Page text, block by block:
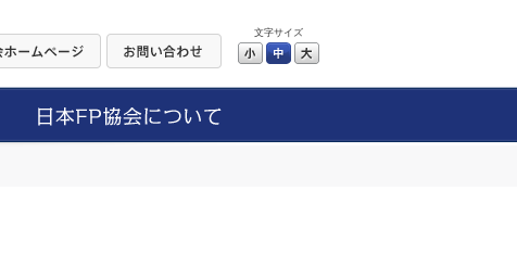
文字サイズ
小 中